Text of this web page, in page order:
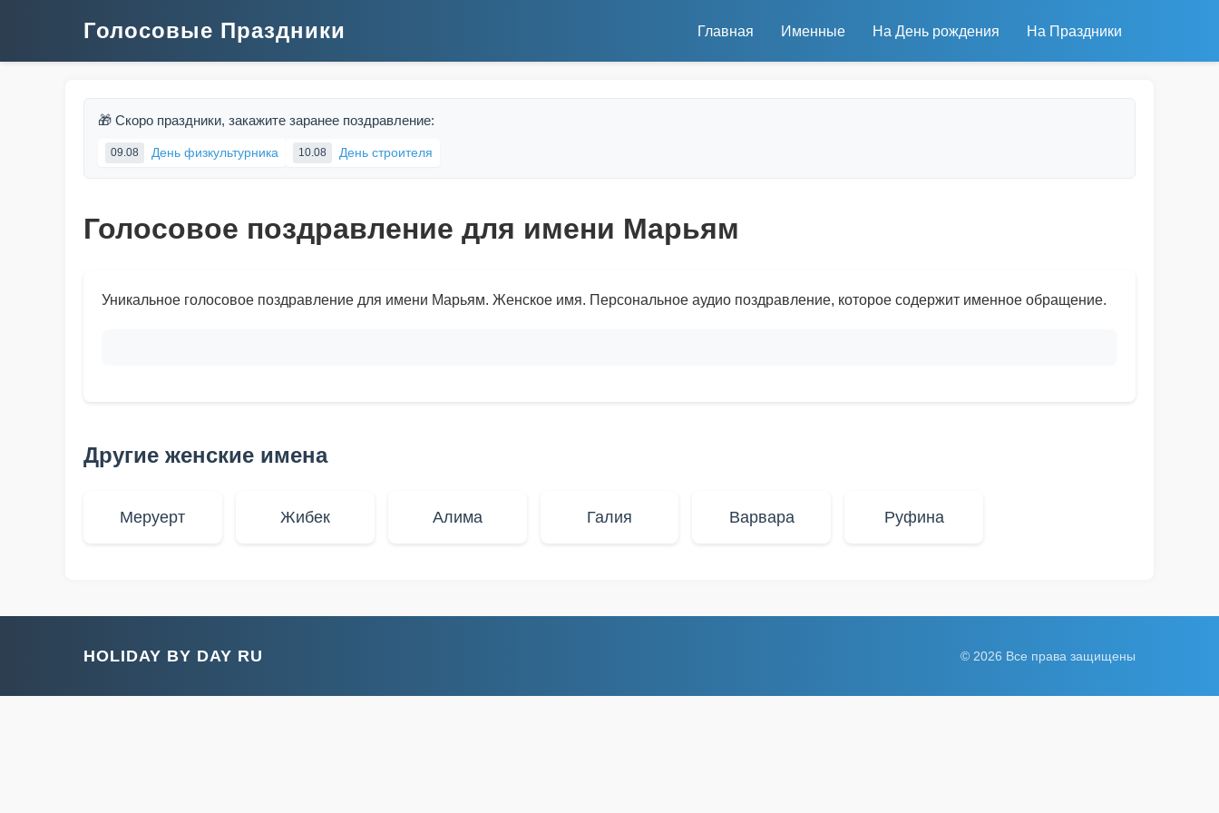
Голосовые Праздники Главная Именные На День рождения На Праздники
🎁 Скоро праздники, закажите заранее поздравление:
09.08 День физкультурника 10.08 День строителя
Голосовое поздравление для имени Марьям
Уникальное голосовое поздравление для имени Марьям. Женское имя. Персональное аудио поздравление, которое содержит именное обращение.
Другие женские имена
Меруерт Жибек Алима Галия Варвара Руфина
HOLIDAY BY DAY RU © 2026 Все права защищены